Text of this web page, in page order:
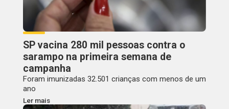
SP vacina 280 mil pessoas contra o
sarampo na primeira semana de
campanha
Foram imunizadas 32.501 crianças com menos de um
ano
Ler mais